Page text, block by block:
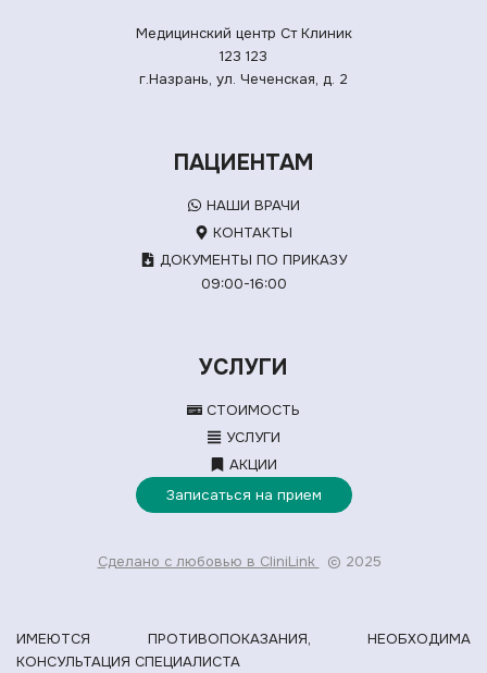
Медицинский центр Ст Клиник
123 123
г.Назрань, ул. Чеченская, д. 2
ПАЦИЕНТАМ
НАШИ ВРАЧИ
КОНТАКТЫ
ДОКУМЕНТЫ ПО ПРИКАЗУ
09:00-16:00
УСЛУГИ
СТОИМОСТЬ
УСЛУГИ
АКЦИИ
Записаться на прием
Сделано с любовью в CliniLink © 2025
ИМЕЮТСЯ ПРОТИВОПОКАЗАНИЯ, НЕОБХОДИМА
КОНСУЛЬТАЦИЯ СПЕЦИАЛИСТА